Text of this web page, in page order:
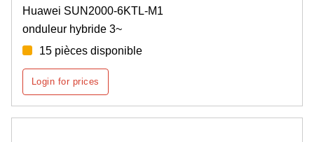
Huawei SUN2000-6KTL-M1
onduleur hybride 3~
15 pièces disponible
Login for prices